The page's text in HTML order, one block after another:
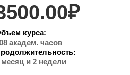
курса:
академ. часов
месяц и 2 недели